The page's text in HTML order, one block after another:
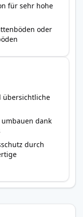
für sehr hohe
oder
übersichtliche
dank
durch